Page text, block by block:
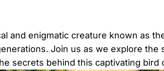
and ‍enigmatic creature known as
Join ​us as we explore
secrets behind this captivating ⁣bird